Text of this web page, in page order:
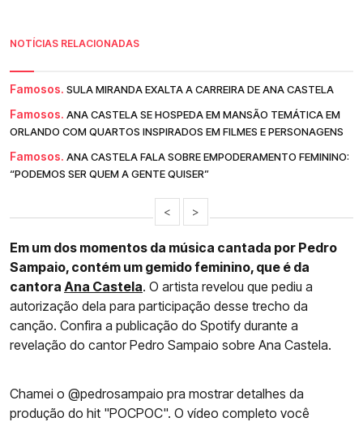
NOTÍCIAS RELACIONADAS
Famosos. SULA MIRANDA EXALTA A CARREIRA DE ANA CASTELA
Famosos. ANA CASTELA SE HOSPEDA EM MANSÃO TEMÁTICA EM
ORLANDO COM QUARTOS INSPIRADOS EM FILMES E PERSONAGENS
Famosos. ANA CASTELA FALA SOBRE EMPODERAMENTO FEMININO:
“PODEMOS SER QUEM A GENTE QUISER”
< >
Em um dos momentos da música cantada por Pedro
Sampaio, contém um gemido feminino, que é da
cantora Ana Castela. O artista revelou que pediu a
autorização dela para participação desse trecho da
canção. Confira a publicação do Spotify durante a
revelação do cantor Pedro Sampaio sobre Ana Castela.
Chamei o @pedrosampaio pra mostrar detalhes da
produção do hit "POCPOC". O vídeo completo você